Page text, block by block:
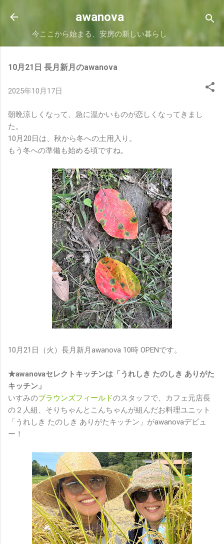
スキップしてメイン コンテンツに移動
awanova
今ここから始まる、安房の新しい暮らし
10月21日 長月新月のawanova
2025年10月17日
朝晩涼しくなって、急に温かいものが恋しくなってきまし
た。
10月20日は、秋から冬への土用入り。
もう冬への準備も始める頃ですね。
10月21日（火）長月新月awanova 10時 OPENです。
★awanovaセレクトキッチンは「うれしき たのしき ありがた
キッチン」
いすみのブラウンズフィールドのスタッフで、カフェ元店長
の２人組、そりちゃんとこんちゃんが組んだお料理ユニット
「うれしき たのしき ありがたキッチン」がawanovaデビュ
ー！